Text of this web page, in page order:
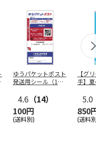
ゆうパケットポスト
発送用シール（1個
4.6 （14）
100円
(送料別)
【グ
手】夏
5.0
850
(送料